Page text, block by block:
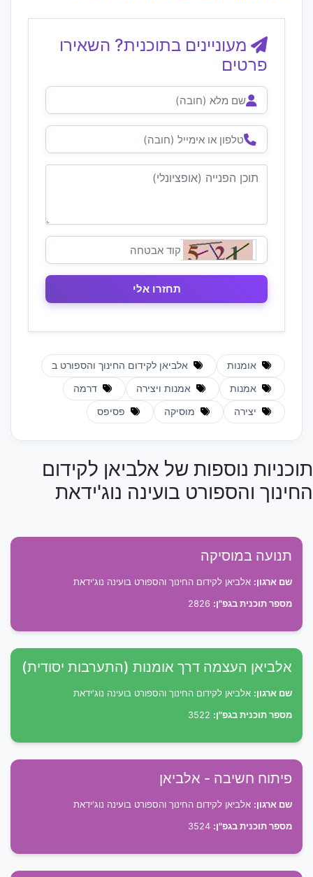
מעוניינים בתוכנית? השאירו
פרטים
אומנות אלביאן לקידום החינוך והספורט ב
אמנות אמנות ויצירה דרמה
יצירה מוסיקה פסיפס
תוכניות נוספות של אלביאן לקידום
החינוך והספורט בועינה נוג'ידאת
תנועה במוסיקה
שם ארגון: אלביאן לקידום החינוך והספורט בועינה נוג'ידאת
מספר תוכנית בגפ"ן:
אלביאן העצמה דרך אומנות (התערבות יסודית)
שם ארגון: אלביאן לקידום החינוך והספורט בועינה נוג'ידאת
מספר תוכנית בגפ"ן:
פיתוח חשיבה - אלביאן
שם ארגון: אלביאן לקידום החינוך והספורט בועינה נוג'ידאת
מספר תוכנית בגפ"ן: